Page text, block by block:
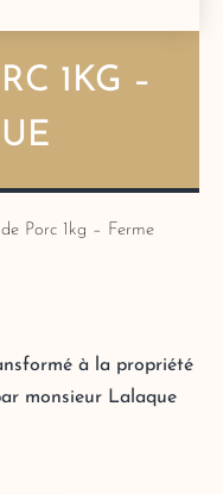
1KG –
Porc 1kg – Ferme
à la propriété
monsieur Lalaque